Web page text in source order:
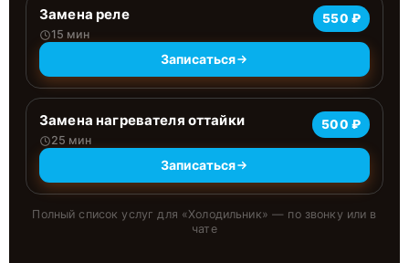
Замена реле
15 мин
550 ₽
Записаться
Замена нагревателя оттайки
25 мин
500 ₽
Записаться
Полный список услуг для «Холодильник» — по звонку или в
чате